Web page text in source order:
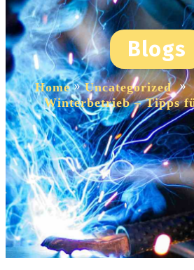
Blogs
Home»Uncategorized »
Winterbetrieb – Tipps